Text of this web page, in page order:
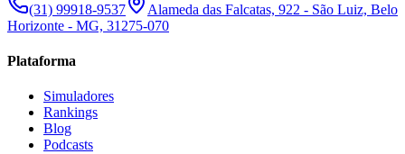
(31) 99918-9537
Alameda das Falcatas, 922 - São Luiz, Belo
Horizonte - MG, 31275-070
Plataforma
Simuladores
Rankings
Blog
Podcasts